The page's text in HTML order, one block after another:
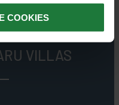
COOKIES
VILLAS